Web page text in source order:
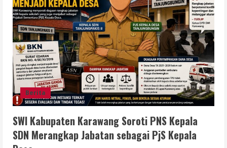
Berita
SWI Kabupaten Karawang Soroti PNS Kepala
SDN Merangkap Jabatan sebagai PjS Kepala